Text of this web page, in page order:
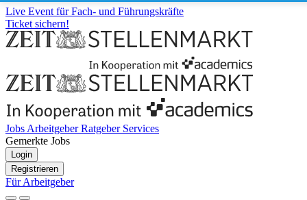
Live Event für Fach- und Führungskräfte
Ticket sichern!
Jobs ArbeitgeberRatgeber Services
Gemerkte Jobs
Login
Registrieren
Für Arbeitgeber